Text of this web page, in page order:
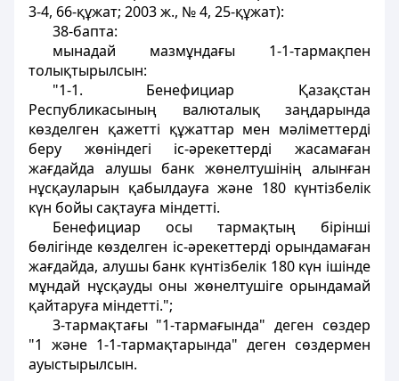
3-4, 66-құжат; 2003 ж., № 4, 25-құжат):
38-бапта:
мынадай мазмұндағы 1-1-тармақпен
толықтырылсын:
"1-1. Бенефициар Қазақстан
Республикасының валюталық заңдарында
көзделген қажетті құжаттар мен мәліметтерді
беру жөніндегі іс-әрекеттерді жасамаған
жағдайда алушы банк жөнелтушінің алынған
нұсқауларын қабылдауға және 180 күнтізбелік
күн бойы сақтауға міндетті.
Бенефициар осы тармақтың бірінші
бөлігінде көзделген іс-әрекеттерді орындамаған
жағдайда, алушы банк күнтізбелік 180 күн ішінде
мұндай нұсқауды оны жөнелтушіге орындамай
қайтаруға міндетті.";
3-тармақтағы "1-тармағында" деген сөздер
"1 және 1-1-тармақтарында" деген сөздермен
ауыстырылсын.